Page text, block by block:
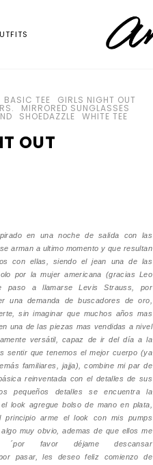
BASIC TEE GIRLS NIGHT OUT
MIRRORED SUNGLASSES
SHOEDAZZLE WHITE TEE
OUT
en una noche de salida con las
arman a ultimo momento y que resultan
con ellas, siendo el jean una de las
por la mujer americana (gracias Leo
paso a llamarse Levis Strauss, por
una demanda de buscadores de oro,
sin imaginar que muchos años mas
una de las piezas mas vendidas a nivel
versátil, capaz de ir del día a la
sentir que tenemos el mejor cuerpo (ya
familiares, jajja), combine mi par de
reinventada con el detalles de sus
pequeños detalles se encuentra la
look agregue bolso de mano en plata,
principio arme el look con mis pumps
muy obvio, ademas de que ellos me
favor déjame descansar
pasar, les deseo feliz comienzo de